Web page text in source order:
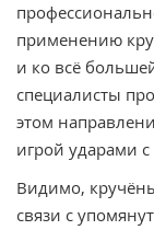
применению
и ко всё
специалисты
этом
игрой ударами
Видимо,
связи с